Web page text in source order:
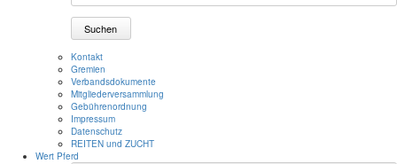
Suchen
Kontakt
Gremien
Verbandsdokumente
Mitgliederversammlung
Gebührenordnung
Impressum
Datenschutz
REITEN und ZUCHT
Wert Pferd